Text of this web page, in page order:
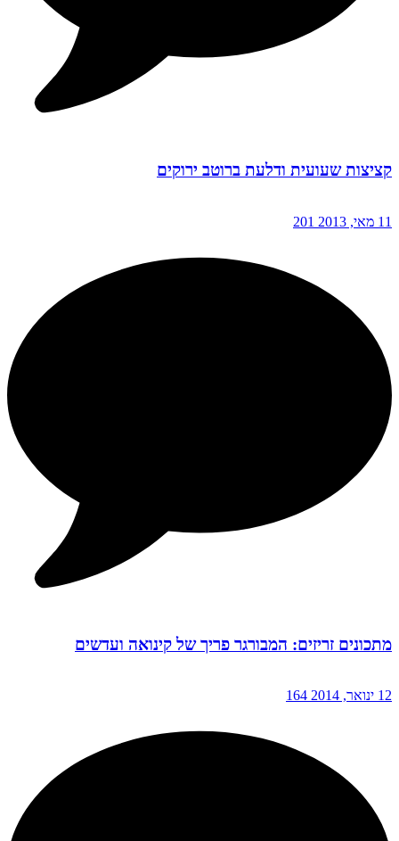
קציצות שעועית ודלעת ברוטב ירוקים
11 מאי, 2013 201
מתכונים זריזים: המבורגר פריך של קינואה ועדשים
12 ינואר, 2014 164